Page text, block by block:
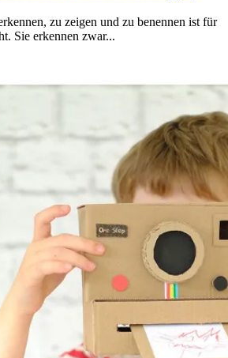
zu zeigen und zu benennen ist für
Sie erkennen zwar...